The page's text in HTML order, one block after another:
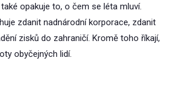
opakuje to, o čem se léta mluví.
zdanit nadnárodní korporace, zdanit
zisků do zahraničí. Kromě toho říkají,
obyčejných lidí.